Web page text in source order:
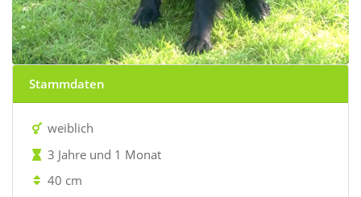
Stammdaten
weiblich
3 Jahre und 1 Monat
40 cm